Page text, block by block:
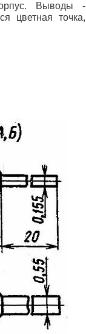
Выводы -
цветная точка,